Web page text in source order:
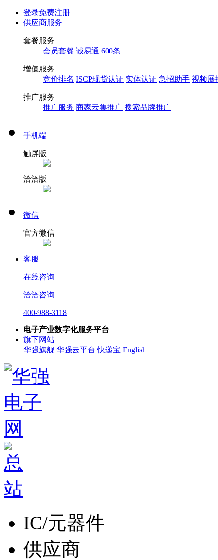
登录免费注册
供应商服务
套餐服务
会员套餐 诚易通 600条
增值服务
竞价排名 ISCP现货认证 实体认证 急招助手 视频展
推广服务
推广服务 商家云集推广 搜索品牌推广
手机端
触屏版
洽洽版
微信
官方微信
客服
在线咨询
洽洽咨询
400-988-3118
电子产业数字化服务平台
旗下网站
华强旗舰 华强云平台 快递宝 English
IC/元器件
供应商